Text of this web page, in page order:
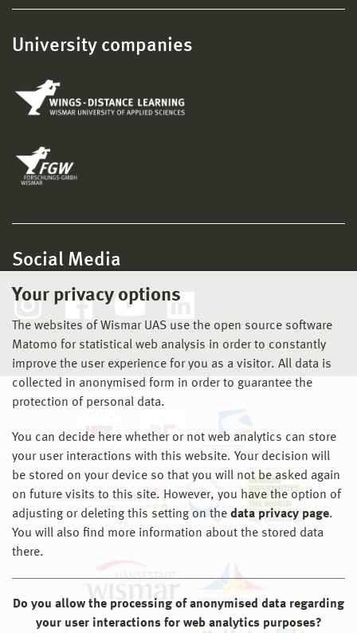
Your privacy options
The websites of Wismar UAS use the open source software
Matomo for statistical web analysis in order to constantly
improve the user experience for you as a visitor. All data is
collected in anonymised form in order to guarantee the
protection of personal data.
You can decide here whether or not web analytics can store
your user interactions with this website. Your decision will
be stored on your device so that you will not be asked again
on future visits to this site. However, you have the option of
adjusting or deleting this setting on the data privacy page.
You will also find more information about the stored data
there.
Do you allow the processing of anonymised data regarding
your user interactions for web analytics purposes?
University companies
Social Media